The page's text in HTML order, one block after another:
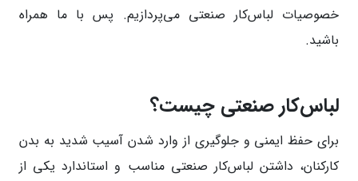
خصوصیات لباس‌کار صنعتی می‌پردازیم. پس با ما همراه
باشید.
لباس‌کار صنعتی چیست؟
برای حفظ ایمنی و جلوگیری از وارد شدن آسیب شدید به بدن
کارکنان، داشتن لباس‌کار صنعتی مناسب و استاندارد یکی از